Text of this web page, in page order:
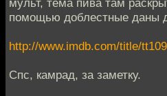
мульт, тема пива там
помощью доблестные даны
http://www.imdb.com/title/
Спс, камрад, за заметку.